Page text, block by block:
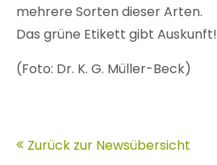
mehrere Sorten dieser Arten.
Das grüne Etikett gibt Auskunft!
(Foto: Dr. K. G. Müller-Beck)
Zurück zur Newsübersicht